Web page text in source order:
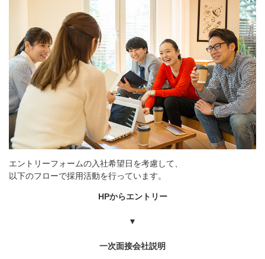
エントリーフォームの入社希望日を考慮して、
以下のフローで採用活動を行っています。
HPからエントリー
▼
一次面接会社説明